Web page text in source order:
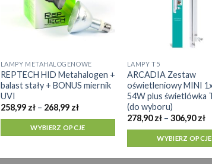
LAMPY METAHALOGENOWE
REPTECH HID Metahalogen +
balast stały + BONUS miernik
UVI
258,99 zł – 268,99 złZakres
od
258,99 zł
WYBIERZ OPCJE
Ten
produkt
ma
wiele
wariantów.
Opcje
LAMPY T5
ARCADIA Zestaw
oświetleniowy MINI
54W plus świetlówka
(do wyboru)
278,90zł – 306,90zł
od
WYBIERZ OPCJE
Ten
produkt
ma
wiele
wariantów.
można